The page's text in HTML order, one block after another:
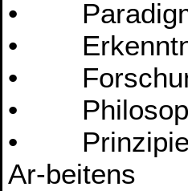
•
•
•
•
• Prinzipien,
Ar-beitens